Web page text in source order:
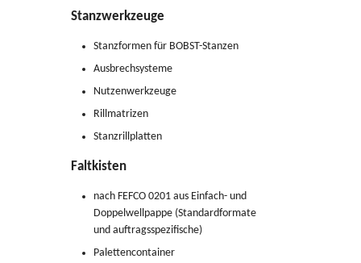
Stanzwerkzeuge
Stanzformen für BOBST-Stanzen
Ausbrechsysteme
Nutzenwerkzeuge
Rillmatrizen
Stanzrillplatten
Faltkisten
nach FEFCO 0201 aus Einfach- und
Doppelwellpappe (Standardformate
und auftragsspezifische)
Palettencontainer